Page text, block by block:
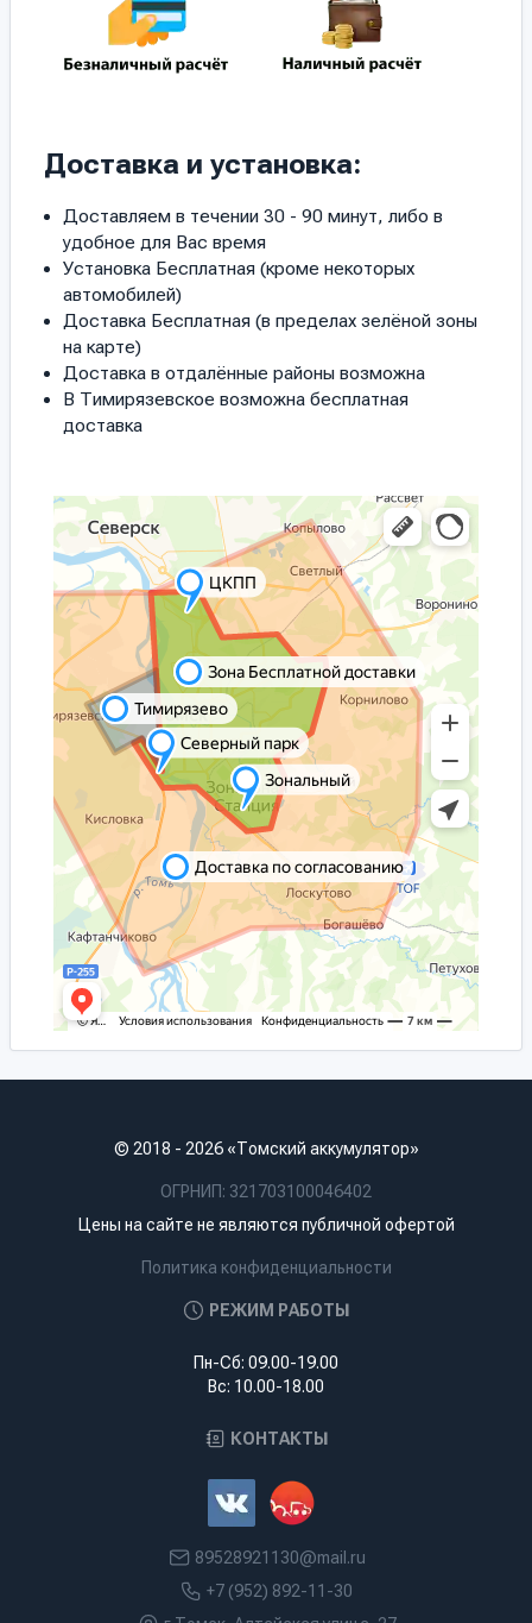
Доставка и установка:
Доставляем в течении 30 - 90 минут, либо в
удобное для Вас время
Установка Бесплатная (кроме некоторых
автомобилей)
Доставка Бесплатная (в пределах зелёной зоны
на карте)
Доставка в отдалённые районы возможна
В Тимирязевское возможна бесплатная
доставка
© 2018 - 2026 «Томский аккумулятор»
ОГРНИП: 321703100046402
Цены на сайте не являются публичной офертой
Политика конфиденциальности
РЕЖИМ РАБОТЫ
Пн-Сб: 09.00-19.00
Вс: 10.00-18.00
КОНТАКТЫ
89528921130@mail.ru
+7 (952) 892-11-30